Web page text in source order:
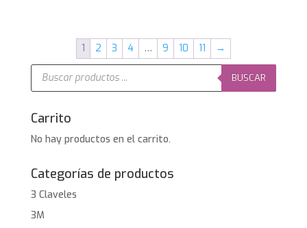
1 2 3 4 … 9 10 11
→
Búsqueda
productos
BUSCAR
Carrito
No hay productos en el carrito.
Categorías de productos
3 Claveles
3M